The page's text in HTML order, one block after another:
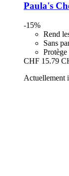
Paula's
-15%
Rend
Sans
CHF 15.79
Actuellement